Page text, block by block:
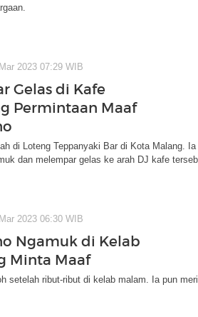
2023 07:29 WIB
Gelas di Kafe
Permintaan Maaf
di Loteng Teppanyaki Bar di Kota Malang. Ia
dan melempar gelas ke arah DJ kafe
2023 06:30 WIB
Ngamuk di Kelab
Minta Maaf
setelah ribut-ribut di kelab malam. Ia pun